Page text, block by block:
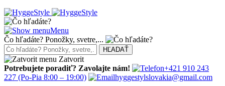
Menu
Čo hľadáte? Ponožky, svetre,...
Zatvorit
Potrebujete poradiť? Zavolajte nám!
+421 910 243
227 (Po-Pia 8:00 – 19:00)
hyggestylslovakia@gmail.com